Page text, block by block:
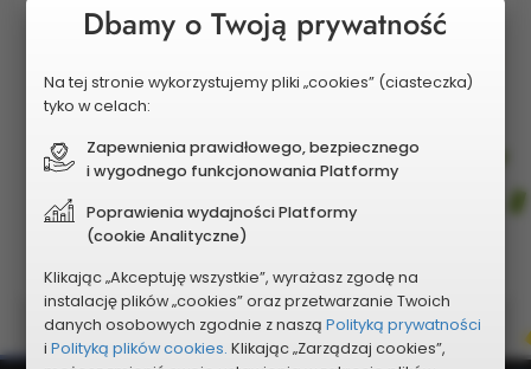
2
3/2020. Budowa rowerowego placu zabaw
PUMPTRACKU przy Szkole
Podstawowej ul. Rejtana 6
w Pyrzycach.
Zobacz szczegóły
1727
Dbamy o Twoją prywatność
Na tej stronie wykorzystujemy pliki „cookies” (ciasteczka)
tyko w celach:
Zapewnienia prawidłowego, bezpiecznego
i wygodnego funkcjonowania Platformy
Poprawienia wydajności Platformy
(cookie Analityczne)
Klikając „Akceptuję wszystkie”, wyrażasz zgodę na
instalację plików „cookies” oraz przetwarzanie Twoich
danych osobowych zgodnie z nasząPolityką prywatności
iPolityką plików cookies. Klikając „Zarządzaj cookies”,